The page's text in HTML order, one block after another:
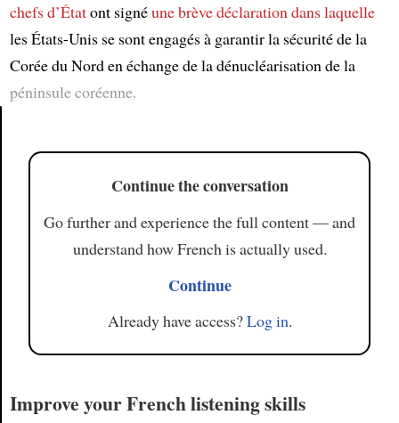
Article
chefs d’Étatont signéune brève déclarationdans laquelle
les États-Unis se sont engagés à garantir la sécurité de la
Corée du Nord en échange de la dénucléarisation de la
péninsule coréenne.
Continue the conversation
Go further and experience the full content — and
understand how French is actually used.
Continue
Already have access?Log in.
Improve your French listening skills